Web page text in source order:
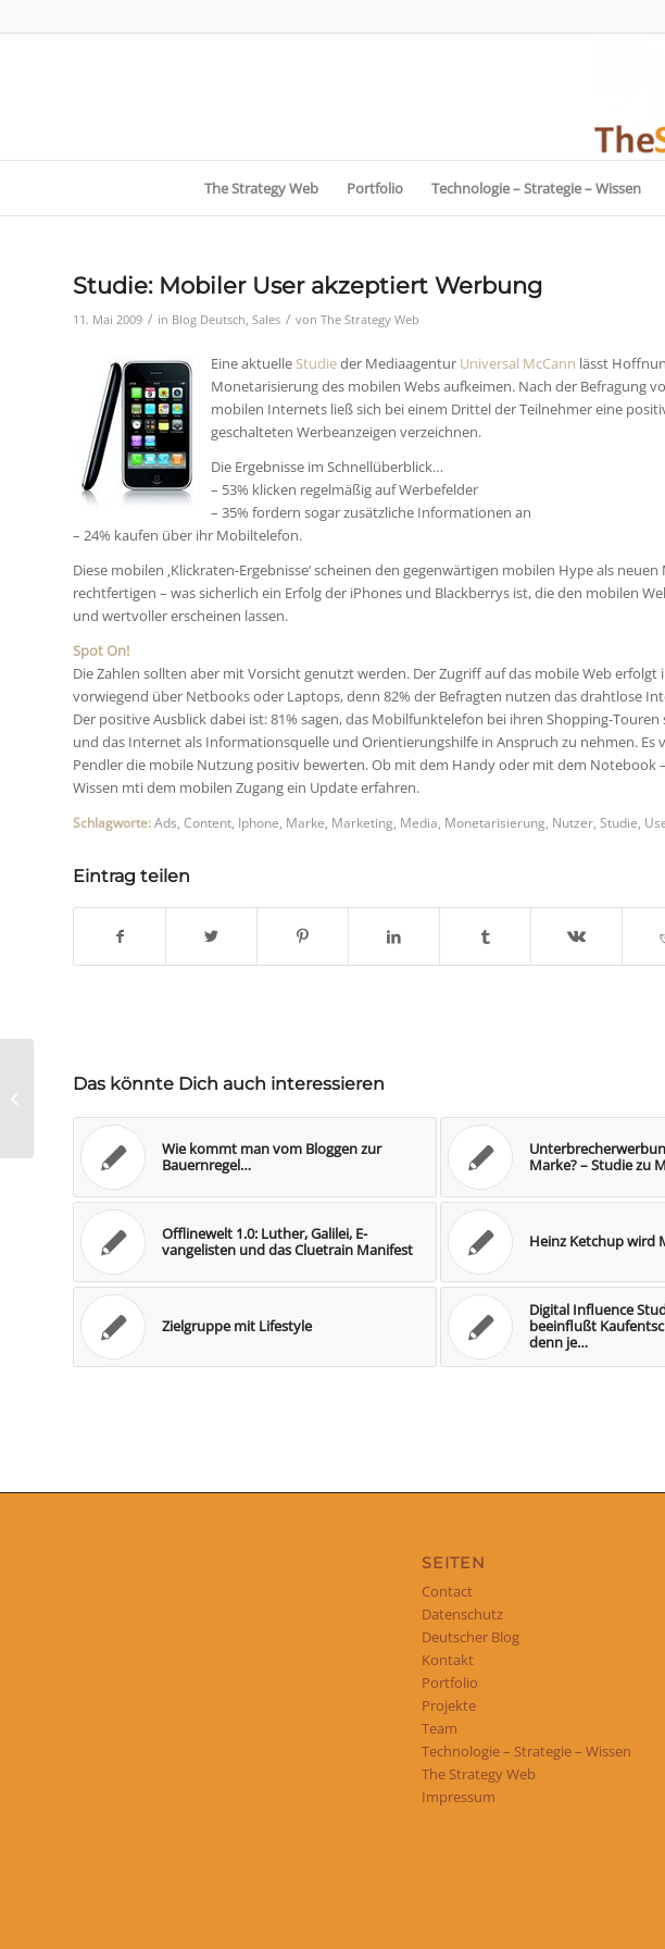
The Strategy Web Portfolio Technologie – Strategie – Wissen
Studie: Mobiler User akzeptiert Werbung
11. Mai 2009 / in Blog Deutsch, Sales / von The Strategy Web
Eine aktuelle Studieder Mediaagentur Universal McCann lässt
Monetarisierung des mobilen Webs aufkeimen. Nach der Befragung
mobilen Internets ließ sich bei einem Drittel der Teilnehmer eine
geschalteten Werbeanzeigen verzeichnen.
Die Ergebnisse im Schnellüberblick…
– 53% klicken regelmäßig auf Werbefelder
– 35% fordern sogar zusätzliche Informationen an
– 24% kaufen über ihr Mobiltelefon.
Diese mobilen ‚Klickraten-Ergebnisse‘ scheinen den gegenwärtigen mobilen Hype als
rechtfertigen – was sicherlich ein Erfolg der iPhones und Blackberrys ist, die den mobilen
und wertvoller erscheinen lassen.
Spot On!
Die Zahlen sollten aber mit Vorsicht genutzt werden. Der Zugriff auf das mobile Web erfolgt
vorwiegend über Netbooks oder Laptops, denn 82% der Befragten nutzen das drahtlose
Der positive Ausblick dabei ist: 81% sagen, das Mobilfunktelefon bei ihren Shopping-Touren
und das Internet als Informationsquelle und Orientierungshilfe in Anspruch zu nehmen. Es
Pendler die mobile Nutzung positiv bewerten. Ob mit dem Handy oder mit dem Notebook
Wissen mti dem mobilen Zugang ein Update erfahren.
Schlagworte:Ads, Content, Iphone, Marke, Marketing, Media, Monetarisierung, Nutzer, Studie,
Eintrag teilen
Das könnte Dich auch interessieren
Wie kommt man vom Bloggen zur
Bauernregel…
Marke? – Studie zu
Offlinewelt 1.0: Luther, Galilei, E-
vangelisten und das Cluetrain Manifest
Heinz Ketchup wird
Zielgruppe mit Lifestyle
Digital Influence
beeinflußt
denn je…
SEITEN
Contact
Datenschutz
Deutscher Blog
Kontakt
Portfolio
Projekte
Team
Technologie – Strategie – Wissen
The Strategy Web
Impressum
Studie: Nur 15% nehmen